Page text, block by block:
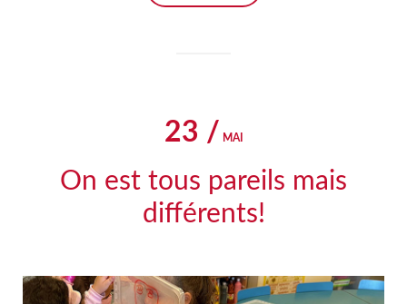
23 / MAI
On est tous pareils mais
différents!